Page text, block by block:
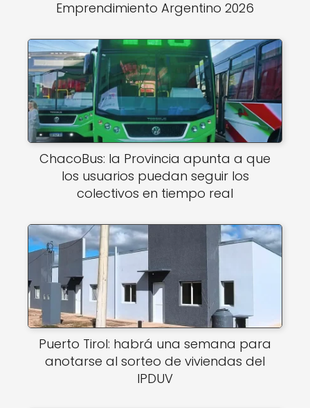
Emprendimiento Argentino 2026
ChacoBus: la Provincia apunta a que
los usuarios puedan seguir los
colectivos en tiempo real
Puerto Tirol: habrá una semana para
anotarse al sorteo de viviendas del
IPDUV